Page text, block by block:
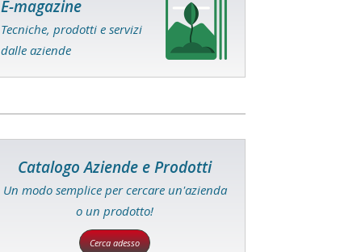
E-magazine
Tecniche, prodotti e servizi
dalle aziende
Catalogo Aziende e Prodotti
Un modo semplice per cercare un'azienda
o un prodotto!
Cerca adesso